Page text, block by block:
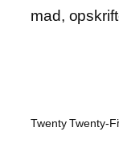
mad,
Twenty Twenty-